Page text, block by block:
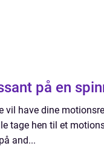
på en
vil have dine
tage hen til et
and...